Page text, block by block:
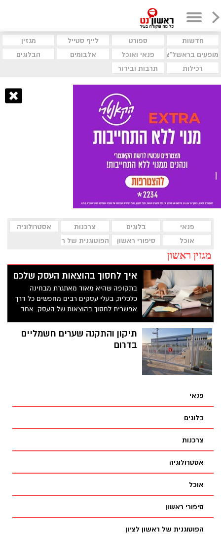
חדשות ספורט לייף סטייל
מגזין
מופעים בראשל"צ
פנאי ואוכל אלבומים
הבלוגים
רכילות
תרבות ובידור
פנאי בלוגים צרכנות
אסטרולוגיה
אוכל
סיפורי ראשון הפוטוגנית של ראשון לציון
מגזין ראשון
איך לחסוך בהוצאות העסק שלכם
בתקופה שהיא מאוד מאתגרת מבחינה
כלכלית, בעלי עסקים רבים מחפשים כל דרך
אפשרית לחסוך בהוצאות של העסק. אחד
בהם, היה הוצאת עובדים לחל"ת או פיטורים
שלהם. אך גם לאחר שעובדים רבים הוצאו
לחל"ת, עדיין יש צורך בצמצום ההוצאות
תיקון והתקנה שערים חשמליים
בדרום
פנאי
בלוגים
צרכנות
אסטרולוגיה
אוכל
סיפורי ראשון
הפוטוגנית של ראשון לציון